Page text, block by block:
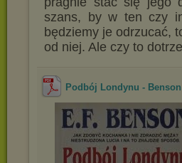
szans, by w ten czy
będziemy je odrzucać,
od niej. Ale czy to
Podbój Londynu -